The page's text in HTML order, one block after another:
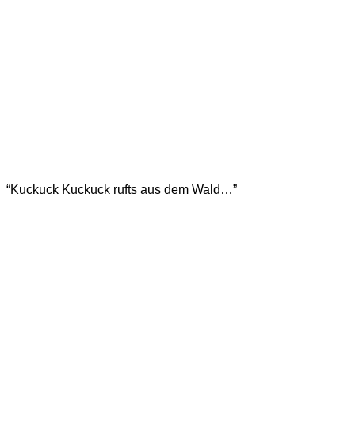
“Kuckuck Kuckuck rufts aus dem Wald…”